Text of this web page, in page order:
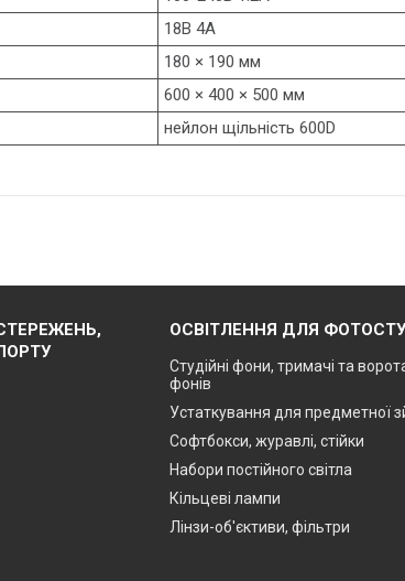
18В 4А
180 × 190 мм
600 × 400 × 500 мм
нейлон щільність 600D
ОСВІТЛЕННЯ ДЛЯ
Студійні фони, тримачі та
фонів
Устаткування для предметної
Софтбокси, журавлі, стійки
Набори постійного світла
Кільцеві лампи
Лінзи-об'єктиви, фільтри